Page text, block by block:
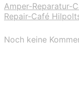
Amper-Reparatur-
Repair-Café
Noch keine